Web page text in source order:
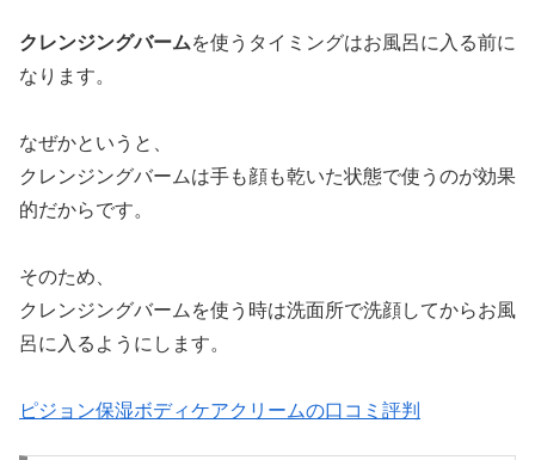
クレンジングバームを使うタイミングはお風呂に入る前に
なります。
なぜかというと、
クレンジングバームは手も顔も乾いた状態で使うのが効果
的だからです。
そのため、
クレンジングバームを使う時は洗面所で洗顔してからお風
呂に入るようにします。
ピジョン保湿ボディケアクリームの口コミ評判